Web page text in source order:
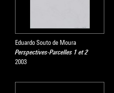
Eduardo Souto de Moura
Perspectives-Parcelles 1 et 2
2003